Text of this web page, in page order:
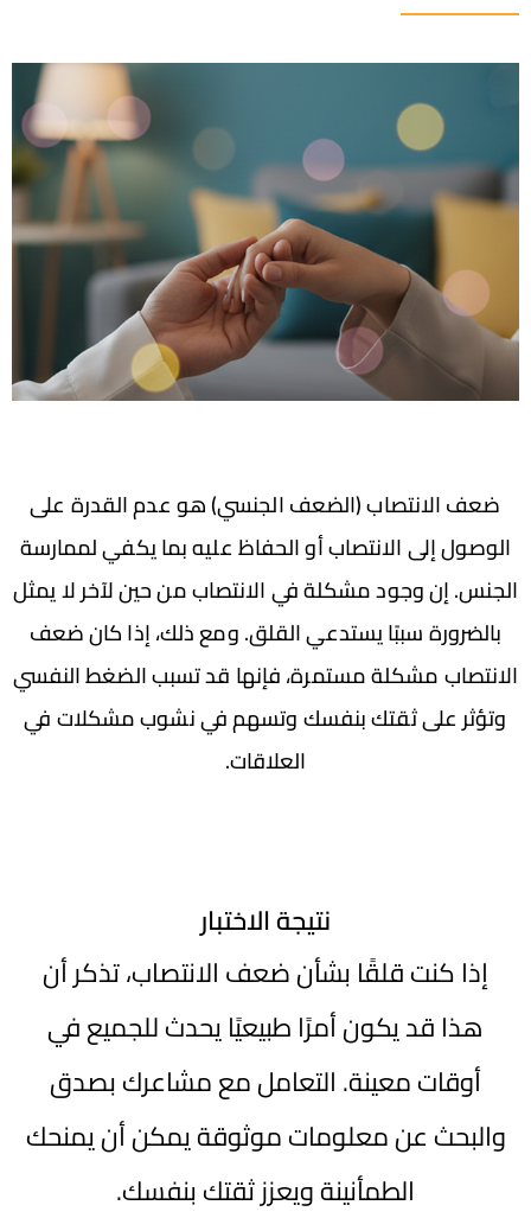
ضعف الانتصاب (الضعف الجنسي) هو عدم القدرة على
الوصول إلى الانتصاب أو الحفاظ عليه بما يكفي لممارسة
الجنس. إن وجود مشكلة في الانتصاب من حين لآخر لا يمثل
بالضرورة سببًا يستدعي القلق. ومع ذلك، إذا كان ضعف
الانتصاب مشكلة مستمرة، فإنها قد تسبب الضغط النفسي
وتؤثر على ثقتك بنفسك وتسهم في نشوب مشكلات في
العلاقات.
نتيجة الاختبار
إذا كنت قلقًا بشأن ضعف الانتصاب، تذكر أن
هذا قد يكون أمرًا طبيعيًا يحدث للجميع في
أوقات معينة. التعامل مع مشاعرك بصدق
والبحث عن معلومات موثوقة يمكن أن يمنحك
الطمأنينة ويعزز ثقتك بنفسك.